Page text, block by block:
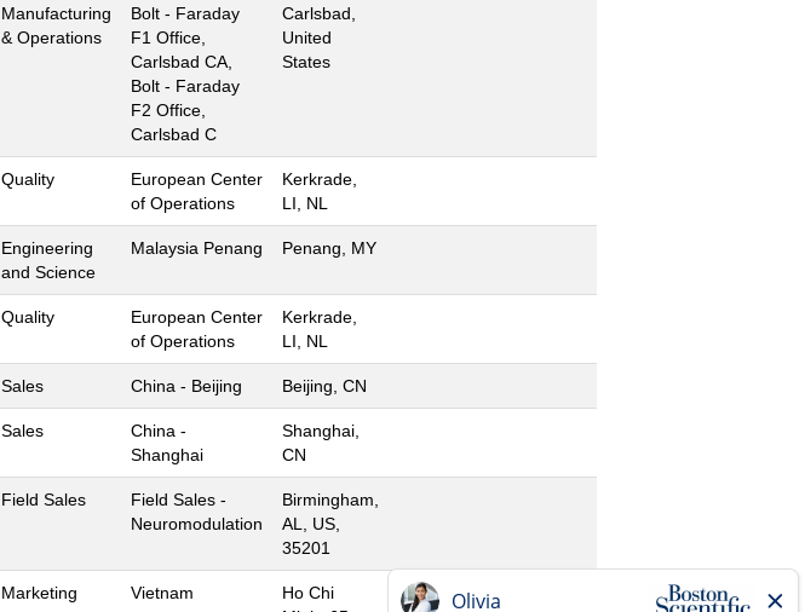
Manufacturing
& Operations
Bolt - Faraday
F1 Office,
Carlsbad CA,
Bolt - Faraday
F2 Office,
Carlsbad C
Carlsbad,
United
States
Quality
European Center
of Operations
Kerkrade,
LI, NL
Engineering
and Science
Malaysia Penang Penang, MY
Quality
European Center
of Operations
Kerkrade,
LI, NL
Sales China - Beijing Beijing, CN
Sales
China -
Shanghai
Shanghai,
CN
Field Sales
Field Sales -
Neuromodulation
Birmingham,
AL, US,
35201
Marketing Vietnam
Ho Chi